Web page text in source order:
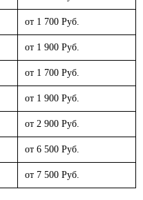
от 1 700 Руб.
от 1 900 Руб.
от 1 700 Руб.
от 1 900 Руб.
от 2 900 Руб.
от 6 500 Руб.
от 7 500 Руб.